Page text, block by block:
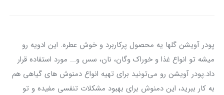
پودر آویشن گلها یه محصول پرکاربرد و خوش عطره. این ادویه رو
میشه تو انواع غذا و خوراک وگان، نان، سس و... مورد استفاده قرار
داد.پودر آویشن رو می‌تونید برای تهیه انواع دمنوش های گیاهی هم
به کار ببرید، این دمنوش برای بهبود مشکلات تنفسی مفیده و تو